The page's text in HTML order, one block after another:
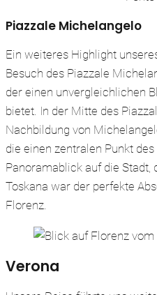
Piazzale Michelangelo
Ein weiteres Highlight
Besuch des Piazzale
der einen unvergleichlichen
bietet. In der Mitte des
Nachbildung von
die einen zentralen Punkt
Panoramablick auf die Stadt,
Toskana war der perfekte
Florenz.
Verona